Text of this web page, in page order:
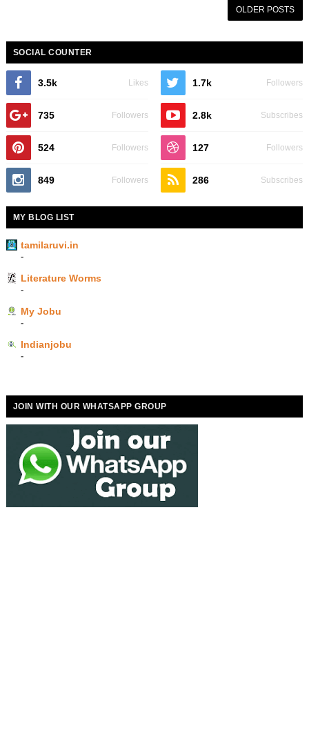
OLDER POSTS
SOCIAL COUNTER
3.5k Likes 1.7k Followers
735 Followers 2.8k Subscribes
524 Followers 127 Followers
849 Followers 286 Subscribes
MY BLOG LIST
tamilaruvi.in
-
Literature Worms
-
My Jobu
-
Indianjobu
-
JOIN WITH OUR WHATSAPP GROUP